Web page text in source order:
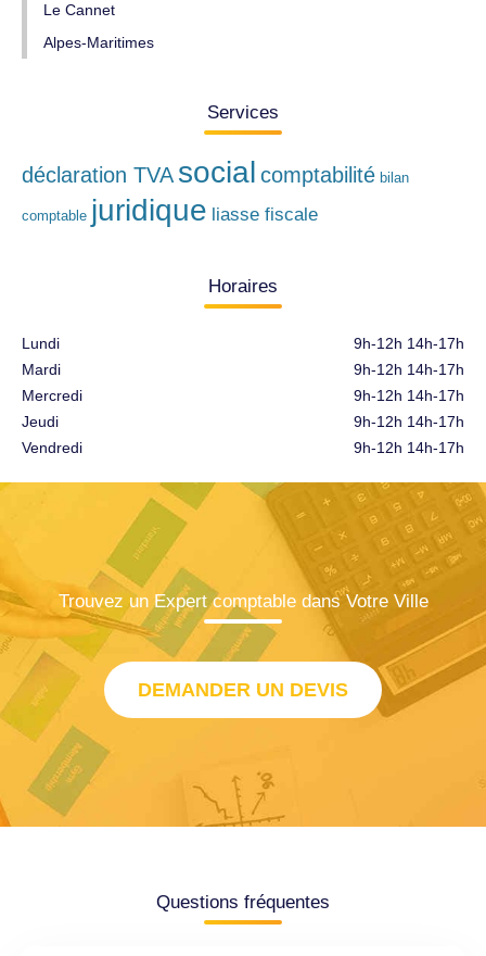
Le Cannet
Alpes-Maritimes
Services
déclaration TVA social comptabilité bilan
comptable juridique liasse fiscale
Horaires
Lundi
Mardi
Mercredi
Jeudi
Vendredi
9h-12h 14h-17h
9h-12h 14h-17h
9h-12h 14h-17h
9h-12h 14h-17h
9h-12h 14h-17h
Trouvez un Expert comptable dans Votre Ville
DEMANDER UN DEVIS
Questions fréquentes